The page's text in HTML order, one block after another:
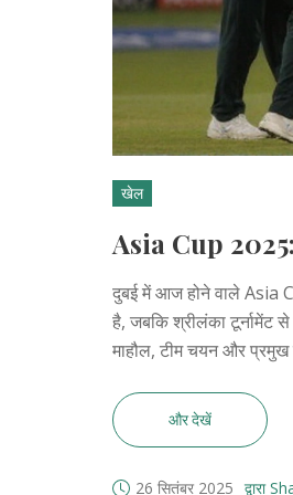
खेल
Asia Cup
दुबई में आज होने वाले Asia
है, जबकि श्रीलंका टूर्नामेंट
माहौल, टीम चयन और प्रमुख
और देखें
26 सितंबर 2025 द्वारा